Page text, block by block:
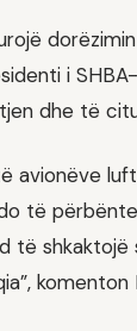
i
dhe të
avionëve
të
të